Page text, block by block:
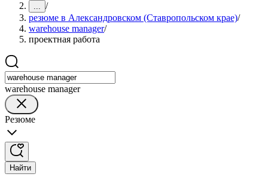
... /
резюме в Александровском (Ставропольском крае)/
warehouse manager/
проектная работа
warehouse manager
Резюме
Найти